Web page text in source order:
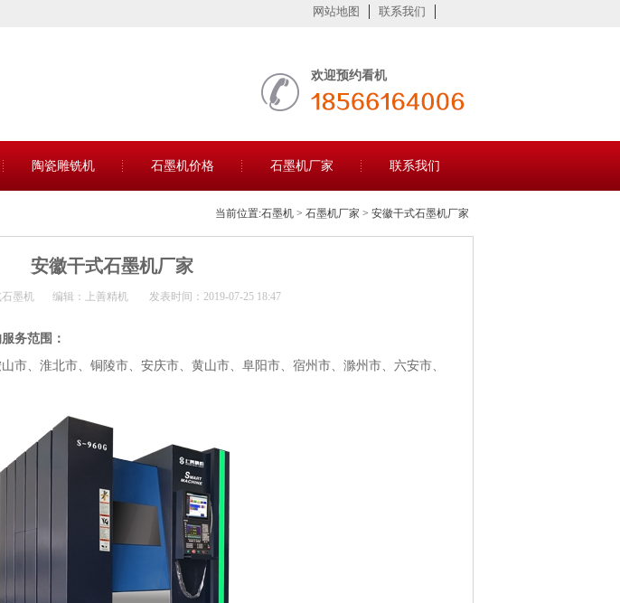
网站地图 联系我们
欢迎预约看机
陶瓷雕铣机 石墨机价格 石墨机厂家 联系我们
当前位置:石墨机 > 石墨机厂家 > 安徽干式石墨机厂家
安徽干式石墨机厂家
墨机 编辑：上善精机 发表时间：2019-07-25 18:47
务范围：
市、淮北市、铜陵市、安庆市、黄山市、阜阳市、宿州市、滁州市、六安市、